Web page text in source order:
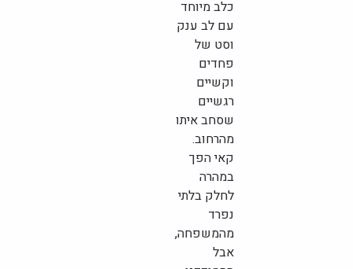
כלב מיוחד
עם לב ענק
וסט של
פחדים
וקשיים
רגשיים
שסחב איתו
מהרחוב.
קאי הפך
במהרה
לחלק בלתי
נפרד
מהמשפחה,
אבל